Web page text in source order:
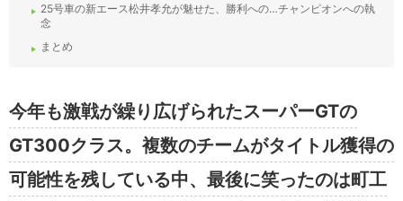
25号車の新エース松井孝允が魅せた、勝利への…チャンピオンへの執
念
まとめ
今年も激戦が繰り広げられたスーパーGTの
GT300クラス。複数のチームがタイトル獲得の
可能性を残している中、最後に笑ったのは町工